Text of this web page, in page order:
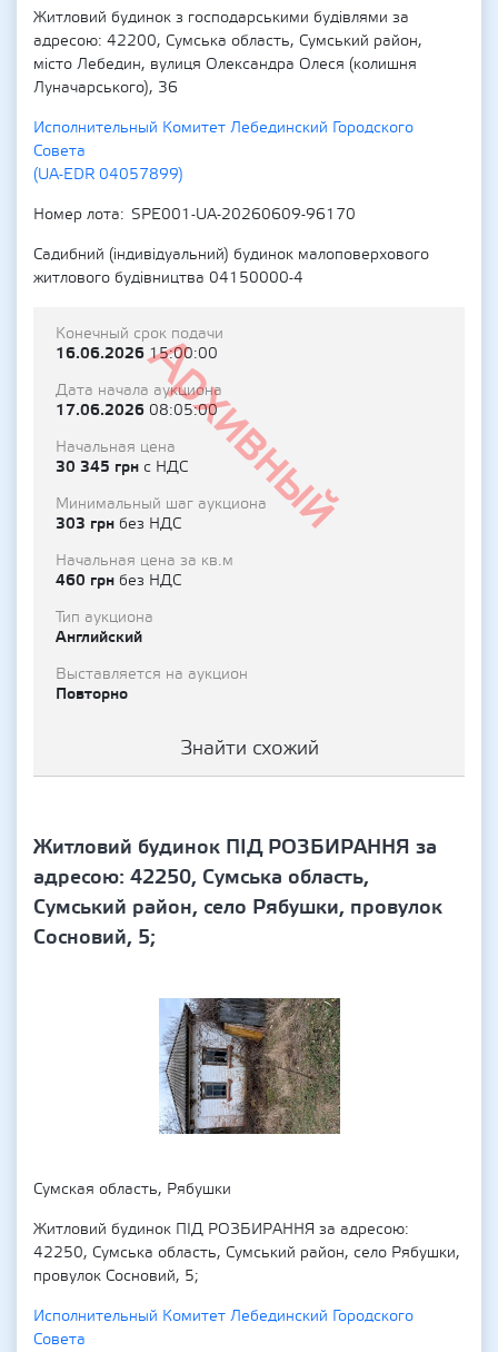
Житловий будинок з господарськими будівлями за
адресою: 42200, Сумська область, Сумський район,
місто Лебедин, вулиця Олександра Олеся (колишня
Луначарського), 36
Исполнительный Комитет Лебединский Городского
Совета
(UA-EDR 04057899)
Номер лота
SPE001-UA-20260609-96170
Садибний (індивідуальний) будинок малоповерхового
житлового будівництва 04150000-4
Архивный
Конечный срок подачи
16.06.202615:00:00
Дата начала аукциона
17.06.2026 08:05:00
Начальная цена
30 345 грн с НДС
Минимальный шаг аукциона
303 грн без НДС
Начальная цена за кв.м
460 грн без НДС
Тип аукциона
Английский
Выставляется на аукцион
Повторно
Знайти схожий
Житловий будинок ПІД РОЗБИРАННЯ за
адресою: 42250, Сумська область,
Сумський район, село Рябушки, провулок
Сосновий, 5;
Сумская область, Рябушки
Житловий будинок ПІД РОЗБИРАННЯ за адресою:
42250, Сумська область, Сумський район, село Рябушки,
провулок Сосновий, 5;
Исполнительный Комитет Лебединский Городского
Совета